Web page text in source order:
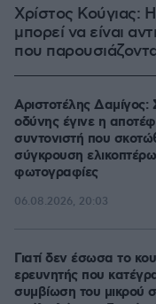
Χρίστος Κούγιας:
μπορεί να είναι
που
Αριστοτέλης Δαμίγος:
οδύνης έγινε η
συντονιστή που
σύγκρουση
φωτογραφίες
06.08.2026, 20:03
Γιατί δεν έσωσα το
ερευνητής που
συμβίωση του μικρού